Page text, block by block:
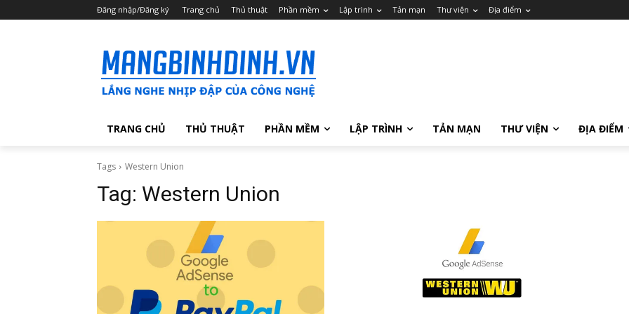
Đăng nhập/Đăng ký Trang chủ Thủ thuật Phần mềm Lập trình Tản mạn Thư viện Địa điểm
TRANG CHỦ THỦ THUẬT PHẦN MỀM LẬP TRÌNH TẢN MẠN THƯ VIỆN ĐỊA ĐIỂM
Tags Western Union
Tag: Western Union